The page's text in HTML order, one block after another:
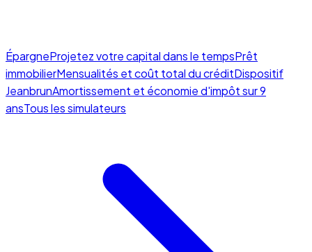
ÉpargneProjetez votre capital dans le tempsPrêt
immobilierMensualités et coût total du créditDispositif
JeanbrunAmortissement et économie d'impôt sur 9
ansTous les simulateurs